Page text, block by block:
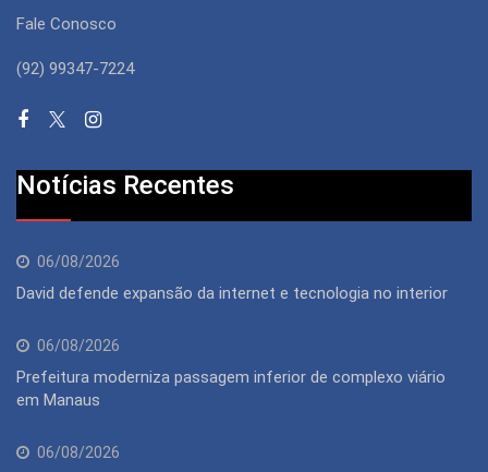
Fale Conosco
(92) 99347-7224
Notícias Recentes
06/08/2026
David defende expansão da internet e tecnologia no interior
06/08/2026
Prefeitura moderniza passagem inferior de complexo viário
em Manaus
06/08/2026